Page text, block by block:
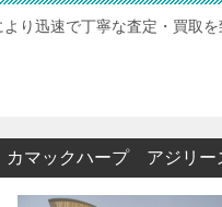
り迅速で丁寧な査定・買取を
カマックハープ アジリー